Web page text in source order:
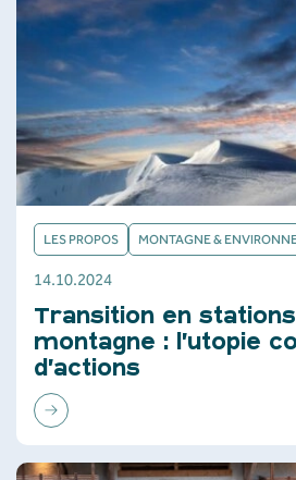
LES PROPOS MONTAGNE &
14.10.2024
Transition en
montagne : l’utopie
d’actions